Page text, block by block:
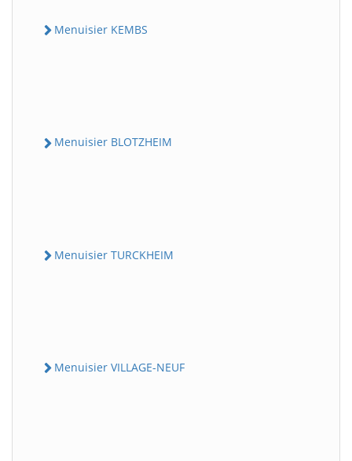
Menuisier KEMBS
Menuisier BLOTZHEIM
Menuisier TURCKHEIM
Menuisier VILLAGE-NEUF